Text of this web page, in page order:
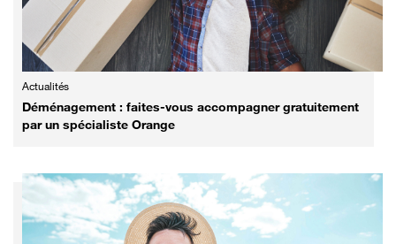
Actualités
Déménagement : faites-vous accompagner gratuitement
par un spécialiste Orange